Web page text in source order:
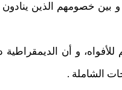
خصومهم الذين ينادون
و أن الديمقراطية
الشاملة .